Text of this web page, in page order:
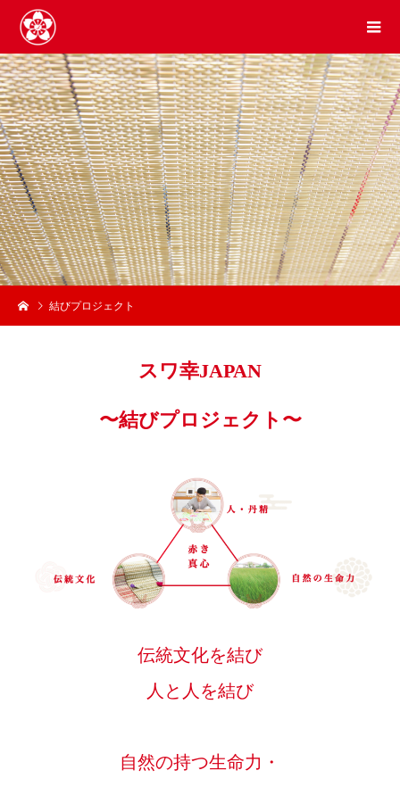
結びプロジェクト
スワ幸JAPAN
〜結びプロジェクト〜
伝統文化を結び
人と人を結び
自然の持つ生命力・